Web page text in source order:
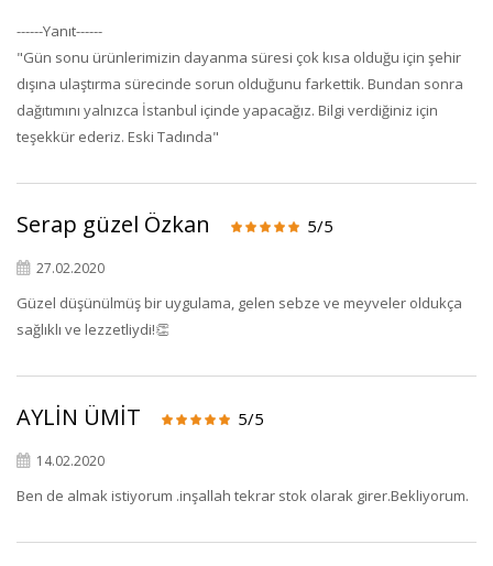
------Yanıt------
"Gün sonu ürünlerimizin dayanma süresi çok kısa olduğu için şehir
dışına ulaştırma sürecinde sorun olduğunu farkettik. Bundan sonra
dağıtımını yalnızca İstanbul içinde yapacağız. Bilgi verdiğiniz için
teşekkür ederiz. Eski Tadında"
Serap güzel Özkan 5/5
27.02.2020
Güzel düşünülmüş bir uygulama, gelen sebze ve meyveler oldukça
sağlıklı ve lezzetliydi!👏
AYLİN ÜMİT 5/5
14.02.2020
Ben de almak istiyorum .inşallah tekrar stok olarak girer.Bekliyorum.